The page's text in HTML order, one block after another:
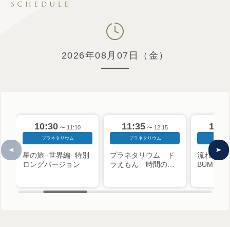
2026年08月07日（金）
10:30 〜 11:10
プラネタリウム
星の旅 -世界編- 特別
ロングバージョン
11:35 〜 12:15
プラネタリウム
プラネタリウム ド
ラえもん 時間のひ
流れ星を
BUMP